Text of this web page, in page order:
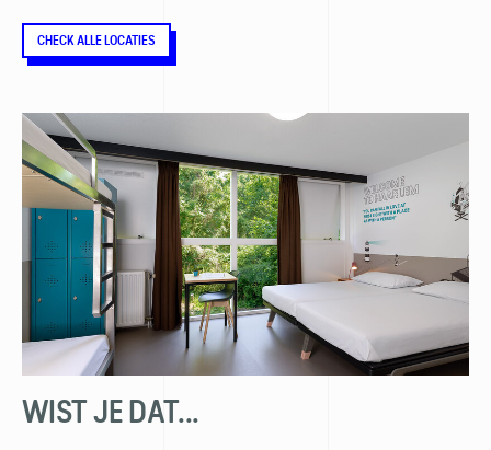
CHECK ALLE LOCATIES
WIST JE DAT...